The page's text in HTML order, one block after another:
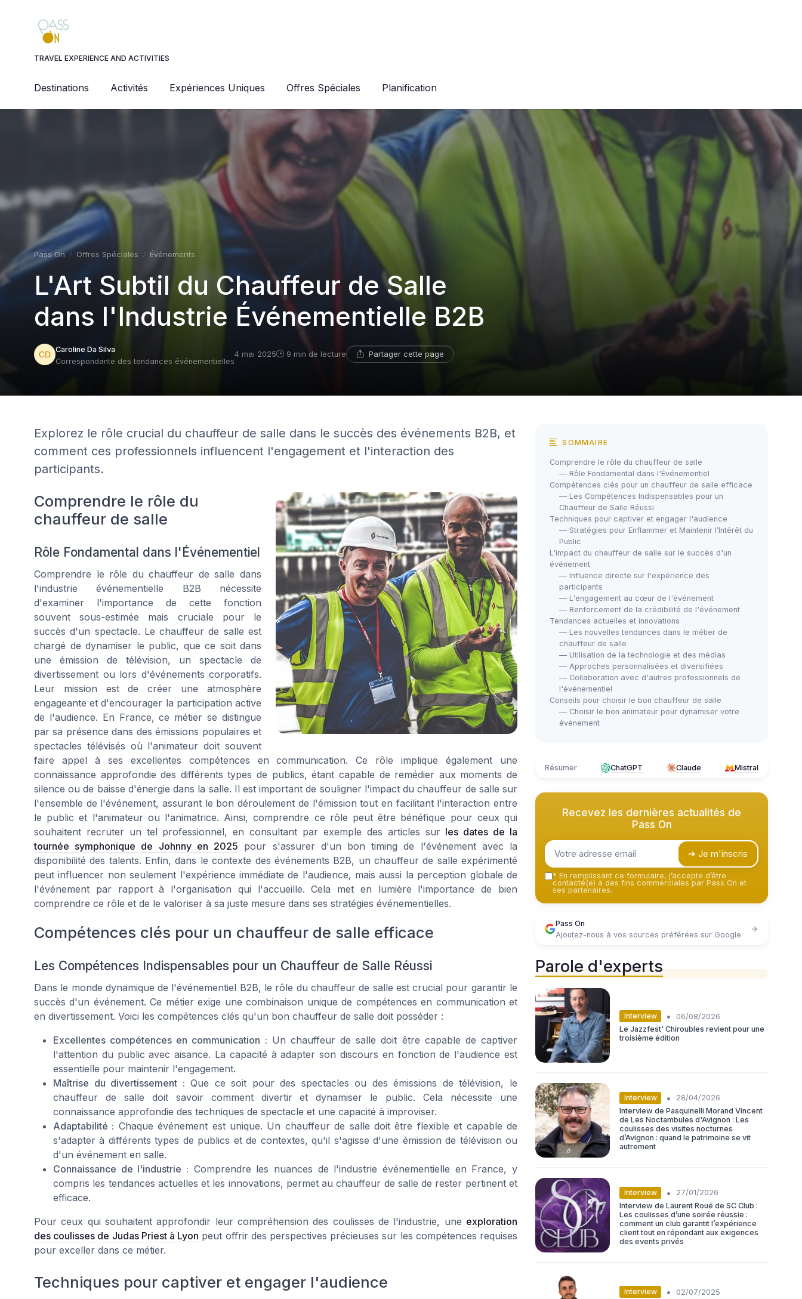
TRAVEL EXPERIENCE AND ACTIVITIES
Destinations Activités Expériences Uniques Offres Spéciales Planification
Pass On Offres Spéciales Événements
L'Art Subtil du Chauffeur de Salle
dans l'Industrie Événementielle B2B
Caroline Da Silva
Correspondante des tendances événementielles
4 mai 2025 9 min de lecture Partager cette page
Explorez le rôle crucial du chauffeur de salle dans le succès des événements B2B, et
comment ces professionnels influencent l'engagement et l'interaction des
participants.
Comprendre le rôle du
chauffeur de salle
Rôle Fondamental dans l'Événementiel
Comprendre le rôle du chauffeur de salle dans
l'industrie événementielle B2B nécessite
d'examiner l'importance de cette fonction
souvent sous-estimée mais cruciale pour le
succès d'un spectacle. Le chauffeur de salle est
chargé de dynamiser le public, que ce soit dans
une émission de télévision, un spectacle de
divertissement ou lors d'événements corporatifs.
Leur mission est de créer une atmosphère
engageante et d'encourager la participation active
de l'audience. En France, ce métier se distingue
par sa présence dans des émissions populaires et
spectacles télévisés où l'animateur doit souvent
faire appel à ses excellentes compétences en communication. Ce rôle implique également une
connaissance approfondie des différents types de publics, étant capable de remédier aux moments de
silence ou de baisse d'énergie dans la salle. Il est important de souligner l'impact du chauffeur de salle sur
l'ensemble de l'événement, assurant le bon déroulement de l'émission tout en facilitant l'interaction entre
le public et l'animateur ou l'animatrice. Ainsi, comprendre ce rôle peut être bénéfique pour ceux qui
souhaitent recruter un tel professionnel, en consultant par exemple des articles sur les dates de la
tournée symphonique de Johnny en 2025 pour s'assurer d'un bon timing de l'événement avec la
disponibilité des talents. Enfin, dans le contexte des événements B2B, un chauffeur de salle expérimenté
peut influencer non seulement l'expérience immédiate de l'audience, mais aussi la perception globale de
l'événement par rapport à l'organisation qui l'accueille. Cela met en lumière l'importance de bien
comprendre ce rôle et de le valoriser à sa juste mesure dans ses stratégies événementielles.
Compétences clés pour un chauffeur de salle efficace
Les Compétences Indispensables pour un Chauffeur de Salle Réussi
Dans le monde dynamique de l'événementiel B2B, le rôle du chauffeur de salle est crucial pour garantir le
succès d'un événement. Ce métier exige une combinaison unique de compétences en communication et
en divertissement. Voici les compétences clés qu'un bon chauffeur de salle doit posséder :
Excellentes compétences en communication : Un chauffeur de salle doit être capable de captiver
l'attention du public avec aisance. La capacité à adapter son discours en fonction de l'audience est
essentielle pour maintenir l'engagement.
Maîtrise du divertissement : Que ce soit pour des spectacles ou des émissions de télévision, le
chauffeur de salle doit savoir comment divertir et dynamiser le public. Cela nécessite une
connaissance approfondie des techniques de spectacle et une capacité à improviser.
Adaptabilité : Chaque événement est unique. Un chauffeur de salle doit être flexible et capable de
s'adapter à différents types de publics et de contextes, qu'il s'agisse d'une émission de télévision ou
d'un événement en salle.
Connaissance de l'industrie : Comprendre les nuances de l'industrie événementielle en France, y
compris les tendances actuelles et les innovations, permet au chauffeur de salle de rester pertinent et
efficace.
Pour ceux qui souhaitent approfondir leur compréhension des coulisses de l'industrie, une exploration
des coulisses de Judas Priest à Lyon peut offrir des perspectives précieuses sur les compétences requises
pour exceller dans ce métier.
Techniques pour captiver et engager l'audience
SOMMAIRE
Comprendre le rôle du chauffeur de salle
— Rôle Fondamental dans l'Événementiel
Compétences clés pour un chauffeur de salle efficace
— Les Compétences Indispensables pour un
Chauffeur de Salle Réussi
Techniques pour captiver et engager l'audience
— Stratégies pour Enflammer et Maintenir l’Intérêt du
Public
L'impact du chauffeur de salle sur le succès d'un
événement
— Influence directe sur l'expérience des
participants
— L'engagement au cœur de l'événement
— Renforcement de la crédibilité de l'événement
Tendances actuelles et innovations
— Les nouvelles tendances dans le métier de
chauffeur de salle
— Utilisation de la technologie et des médias
— Approches personnalisées et diversifiées
— Collaboration avec d'autres professionnels de
l'événementiel
Conseils pour choisir le bon chauffeur de salle
— Choisir le bon animateur pour dynamiser votre
événement
Résumer ChatGPT Claude Mistral
Recevez les dernières actualités de
Pass On
➔ Je m'inscris
* En remplissant ce formulaire, j’accepte d’être
contacté(e) à des fins commerciales par Pass On et
ses partenaires.
Pass On
Ajoutez-nous à vos sources préférées sur Google
Parole d'experts
Interview •
06/08/2026
Le Jazzfest' Chiroubles revient pour une
troisième édition
Interview •
28/04/2026
Interview de Pasquinelli Morand Vincent
de Les Noctambules d'Avignon : Les
coulisses des visites nocturnes
d’Avignon : quand le patrimoine se vit
autrement
Interview •
27/01/2026
Interview de Laurent Roué de SC Club :
Les coulisses d’une soirée réussie :
comment un club garantit l’expérience
client tout en répondant aux exigences
des events privés
Interview •
02/07/2025